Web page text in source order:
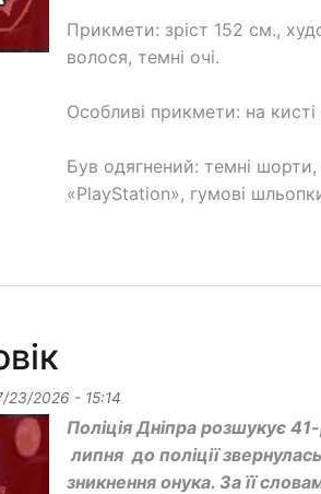
Прикмети: зріст 152 см.,
волося, темні очі.
Особливі прикмети: на
Був одягнений: темні
«PlayStation», гумові
23/2026 - 15:14
Поліція Дніпра розшукує
липня до поліції
зникнення онука. За її